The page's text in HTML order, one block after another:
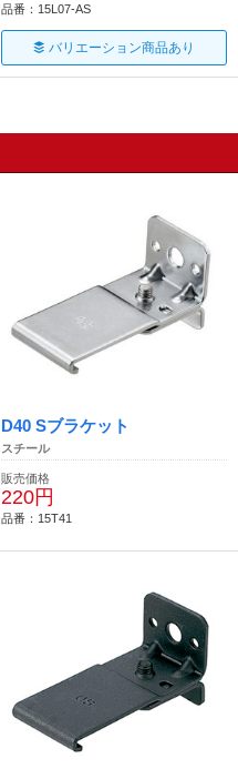
品番：15L07-AS
バリエーション商品あり
D40 Sブラケット
スチール
販売価格
220円
品番：15T41